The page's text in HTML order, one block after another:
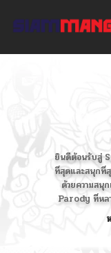
ยินดีต้อนรับสู่
ที่สุดและสนุกที่
ด้วยความสนุ
Parody ที่หล